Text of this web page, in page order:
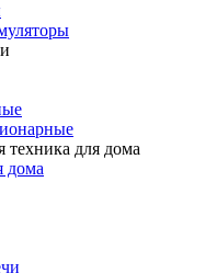
техника для дома
дома